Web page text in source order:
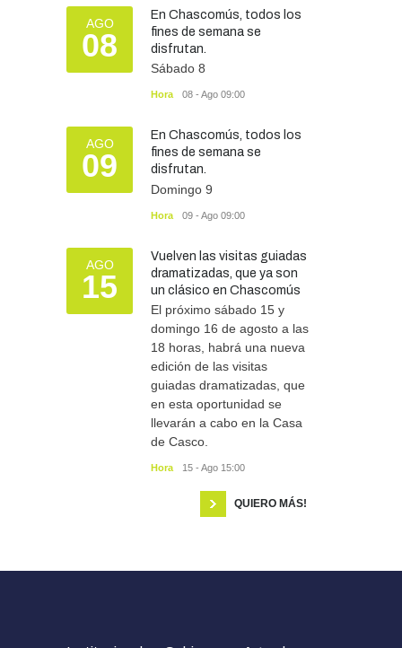
OBRAS Y SERVICIOS 29/07/2026
Silvina Lantaño: “Estar
preparados e informados
nos protege a todos”
AGO
08
En Chascomús, todos los
fines de semana se
disfrutan.
Sábado 8
Hora 08 - Ago 09:00
AGO
09
En Chascomús, todos los
fines de semana se
disfrutan.
Domingo 9
Hora 09 - Ago 09:00
AGO
15
Vuelven las visitas guiadas
dramatizadas, que ya son
un clásico en Chascomús
El próximo sábado 15 y
domingo 16 de agosto a las
18 horas, habrá una nueva
edición de las visitas
guiadas dramatizadas, que
en esta oportunidad se
llevarán a cabo en la Casa
de Casco.
Hora 15 - Ago 15:00
QUIERO MÁS!